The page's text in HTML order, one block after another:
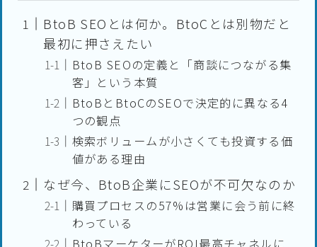
BtoB SEOとは何か。BtoCとは別物だと
最初に押さえたい
BtoB SEOの定義と「商談につながる集
客」という本質
BtoBとBtoCのSEOで決定的に異なる4
つの観点
検索ボリュームが小さくても投資する価
値がある理由
なぜ今、BtoB企業にSEOが不可欠なのか
購買プロセスの57%は営業に会う前に終
わっている